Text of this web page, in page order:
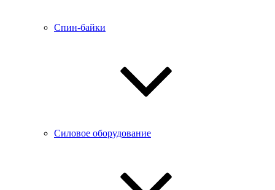
Спин-байки
Силовое оборудование